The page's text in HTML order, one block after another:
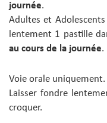
journée.
Adultes et
lentement 1 pastille
au cours de la journée.
Voie orale uniquement.
Laisser fondre
croquer.